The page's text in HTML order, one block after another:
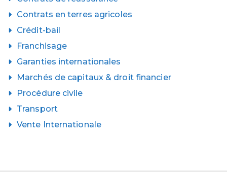
Contrats en terres agricoles
Crédit-bail
Franchisage
Garanties internationales
Marchés de capitaux & droit financier
Procédure civile
Transport
Vente Internationale